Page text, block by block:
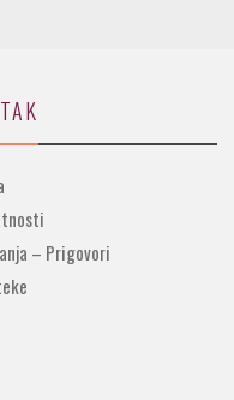
– Prigovori